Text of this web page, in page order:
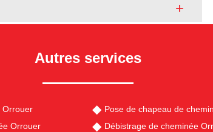
Autres services
Orrouer
Orrouer
Pose de chapeau de
Débistrage de cheminée